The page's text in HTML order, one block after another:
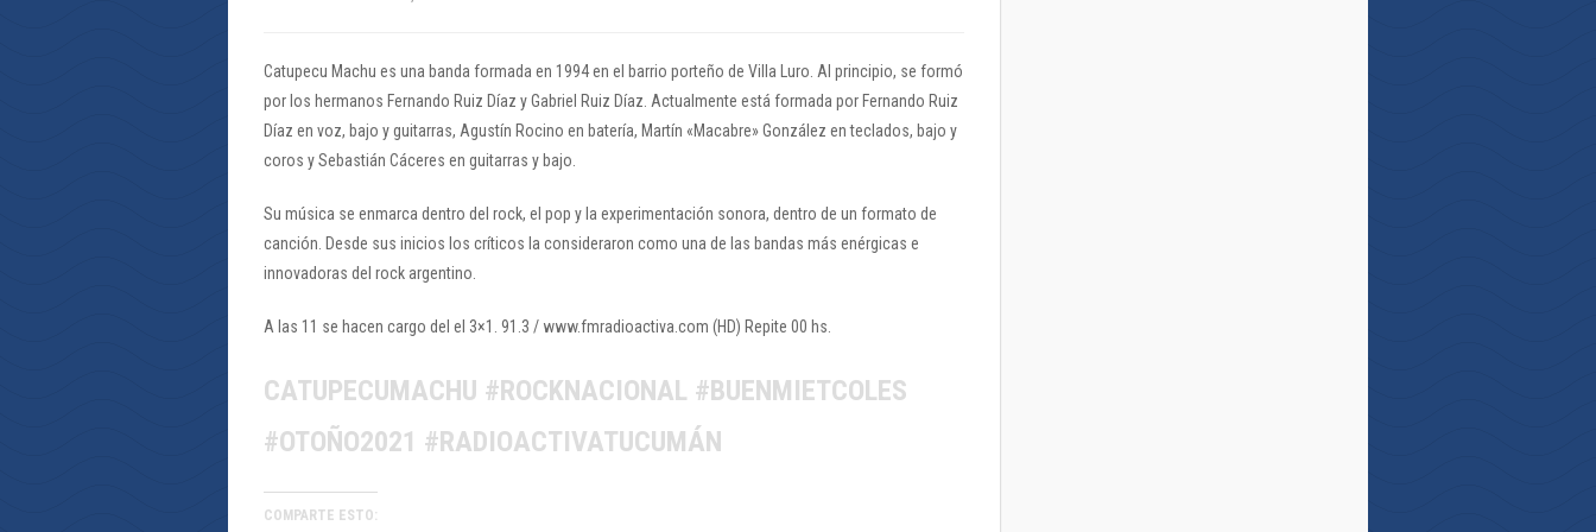
Catupecu Machu es una banda formada en 1994 en el barrio porteño de Villa Luro. Al principio, se formó
por los hermanos Fernando Ruiz Díaz y Gabriel Ruiz Díaz. Actualmente está formada por Fernando Ruiz
Díaz en voz, bajo y guitarras, Agustín Rocino en batería, Martín «Macabre» González en teclados, bajo y
coros y Sebastián Cáceres en guitarras y bajo.
Su música se enmarca dentro del rock, el pop y la experimentación sonora, dentro de un formato de
canción. Desde sus inicios los críticos la consideraron como una de las bandas más enérgicas e
innovadoras del rock argentino.
A las 11 se hacen cargo del el 3×1. 91.3 / www.fmradioactiva.com (HD) Repite 00 hs.
CATUPECUMACHU #ROCKNACIONAL #BUENMIETCOLES
#OTOÑO2021 #RADIOACTIVATUCUMÁN
COMPARTE ESTO: